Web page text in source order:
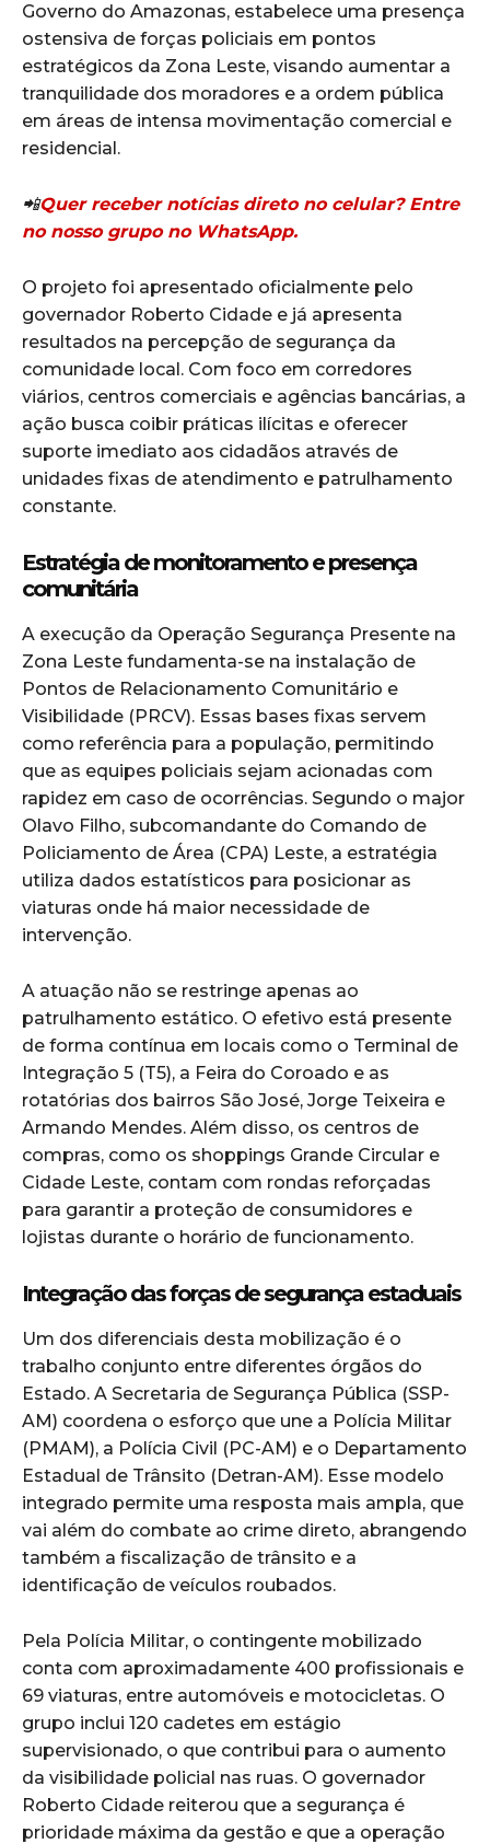
Governo do Amazonas, estabelece uma presença
ostensiva de forças policiais em pontos
estratégicos da Zona Leste, visando aumentar a
tranquilidade dos moradores e a ordem pública
em áreas de intensa movimentação comercial e
residencial.
📲Quer receber notícias direto no celular? Entre
no nosso grupo no WhatsApp.
O projeto foi apresentado oficialmente pelo
governador Roberto Cidade e já apresenta
resultados na percepção de segurança da
comunidade local. Com foco em corredores
viários, centros comerciais e agências bancárias, a
ação busca coibir práticas ilícitas e oferecer
suporte imediato aos cidadãos através de
unidades fixas de atendimento e patrulhamento
constante.
Estratégia de monitoramento e presença
comunitária
A execução da Operação Segurança Presente na
Zona Leste fundamenta-se na instalação de
Pontos de Relacionamento Comunitário e
Visibilidade (PRCV). Essas bases fixas servem
como referência para a população, permitindo
que as equipes policiais sejam acionadas com
rapidez em caso de ocorrências. Segundo o major
Olavo Filho, subcomandante do Comando de
Policiamento de Área (CPA) Leste, a estratégia
utiliza dados estatísticos para posicionar as
viaturas onde há maior necessidade de
intervenção.
A atuação não se restringe apenas ao
patrulhamento estático. O efetivo está presente
de forma contínua em locais como o Terminal de
Integração 5 (T5), a Feira do Coroado e as
rotatórias dos bairros São José, Jorge Teixeira e
Armando Mendes. Além disso, os centros de
compras, como os shoppings Grande Circular e
Cidade Leste, contam com rondas reforçadas
para garantir a proteção de consumidores e
lojistas durante o horário de funcionamento.
Integração das forças de segurança estaduais
Um dos diferenciais desta mobilização é o
trabalho conjunto entre diferentes órgãos do
Estado. A Secretaria de Segurança Pública (SSP-
AM) coordena o esforço que une a Polícia Militar
(PMAM), a Polícia Civil (PC-AM) e o Departamento
Estadual de Trânsito (Detran-AM). Esse modelo
integrado permite uma resposta mais ampla, que
vai além do combate ao crime direto, abrangendo
também a fiscalização de trânsito e a
identificação de veículos roubados.
Pela Polícia Militar, o contingente mobilizado
conta com aproximadamente 400 profissionais e
69 viaturas, entre automóveis e motocicletas. O
grupo inclui 120 cadetes em estágio
supervisionado, o que contribui para o aumento
da visibilidade policial nas ruas. O governador
Roberto Cidade reiterou que a segurança é
prioridade máxima da gestão e que a operação